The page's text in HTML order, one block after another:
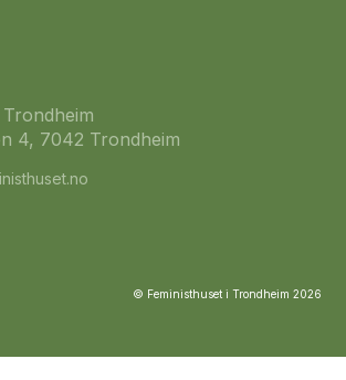
4, 7042 Trondheim
© Feministhuset i Trondheim 2026